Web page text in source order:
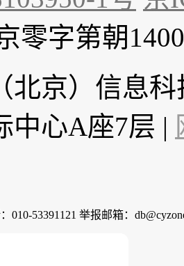
零字第朝
北京）信息
中心A座7层 |
010-53391121 举报邮箱：